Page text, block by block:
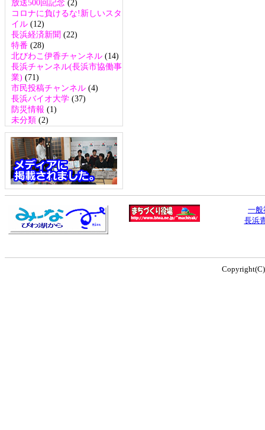
放送500回記念 (2)
コロナに負けるな!新しいスタ
イル (12)
長浜経済新聞 (22)
特番 (28)
北びわこ伊香チャンネル (14)
長浜チャンネル(長浜市協働事
業) (71)
市民投稿チャンネル (4)
長浜バイオ大学 (37)
防災情報 (1)
未分類 (2)
一般
長浜